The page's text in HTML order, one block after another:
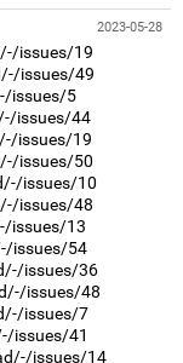
2023-05-28
issues/19
issues/49
issues/5
issues/44
issues/19
issues/50
issues/10
issues/48
issues/13
issues/54
issues/36
issues/48
issues/7
issues/41
issues/14